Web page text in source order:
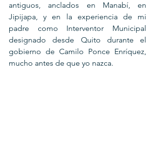
antiguos, anclados en Manabí, en
Jipijapa, y en la experiencia de mi
padre como Interventor Municipal
designado desde Quito durante el
gobierno de Camilo Ponce Enríquez,
mucho antes de que yo nazca.